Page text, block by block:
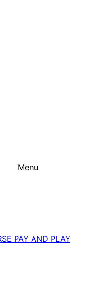
Menu
PAY AND PLAY